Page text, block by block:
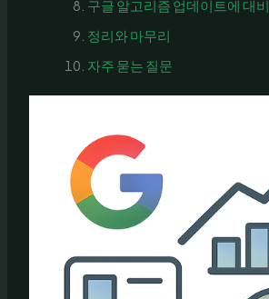
구글 알고리즘 업데이트에 대
정리와 마무리
자주 묻는 질문